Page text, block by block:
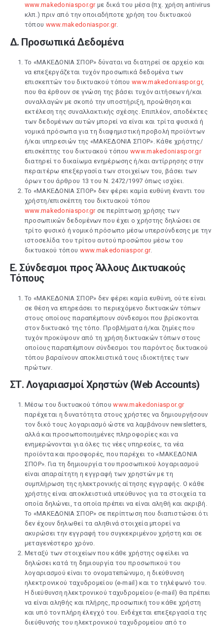
www.makedoniaspor.grμε δικά του μέσα (πχ. χρήση antivirus
κλπ.) πριν από την οποιαδήποτε χρήση του δικτυακού
τόπου www.makedoniaspor.gr.
Δ. Προσωπικά Δεδομένα
Το «ΜΑΚΕΔΟΝΙΑ ΣΠΟΡ» δύναται να διατηρεί σε αρχείο και
να επεξεργάζεται τυχόν προσωπικά δεδομένα των
επισκεπτών του δικτυακού τόπουwww.makedoniaspor.gr,
που θα έρθουν σε γνώση της βάσει τυχόν αιτήσεων ή/και
συναλλαγών με σκοπό την υποστήριξη, προώθηση και
εκτέλεση της συναλλακτικής σχέσης. Επιπλέον, αποδέκτες
των δεδομένων αυτών μπορεί να είναι και τρίτα φυσικά ή
νομικά πρόσωπα για τη διαφημιστική προβολή προϊόντων
ή/και υπηρεσιών της «ΜΑΚΕΔΟΝΙΑ ΣΠΟΡ». Κάθε χρήστης/
επισκέπτης του δικτυακού τόπουwww.makedoniaspor.gr
διατηρεί το δικαίωμα ενημέρωσης ή/και αντίρρησης στην
περαιτέρω επεξεργασία των στοιχείων του, βάσει των
όρων του άρθρου 13 του Ν. 2472/1997 όπως ισχύει.
Το «ΜΑΚΕΔΟΝΙΑ ΣΠΟΡ» δεν φέρει καμία ευθύνη έναντι του
χρήστη/επισκέπτη του δικτυακού τόπου
www.makedoniaspor.grσε περίπτωση χρήσης των
προσωπικών δεδομένων που έχει ο χρήστης δηλώσει σε
τρίτο φυσικό ή νομικό πρόσωπο μέσω υπερσύνδεσης με την
ιστοσελίδα του τρίτου αυτού προσώπου μέσω του
δικτυακού τόπου www.makedoniaspor.gr.
Ε. Σύνδεσμοι προς Άλλους Δικτυακούς
Τόπους
Το «ΜΑΚΕΔΟΝΙΑ ΣΠΟΡ» δεν φέρει καμία ευθύνη, ούτε είναι
σε θέση να επηρεάσει το περιεχόμενο δικτυακών τόπων
στους οποίους παραπέμπουν σύνδεσμοι που βρίσκονται
στον δικτυακό της τόπο. Προβλήματα ή/και ζημίες που
τυχόν προκύψουν από τη χρήση δικτυακών τόπων στους
οποίους παραπέμπουν σύνδεσμοι του παρόντος δικτυακού
τόπου βαραίνουν αποκλειστικά τους ιδιοκτήτες των
πρώτων.
ΣΤ. Λογαριασμοί Χρηστών (Web Accounts)
Μέσω του δικτυακού τόπουwww.makedoniaspor.gr
παρέχεται η δυνατότητα στους χρήστες να δημιουργήσουν
τον δικό τους λογαριασμό ώστε να λαμβάνουν newsletters,
αλλά και προσωποποιημένες πληροφορίες και να
ενημερώνονται για όλες τις νέες υπηρεσίες, τα νέα
προϊόντα και προσφορές, που παρέχει το «ΜΑΚΕΔΟΝΙΑ
ΣΠΟΡ». Για τη δημιουργία του προσωπικού λογαριασμού
είναι απαραίτητη η εγγραφή των χρηστών με τη
συμπλήρωση της ηλεκτρονικής αίτησης εγγραφής. Ο κάθε
χρήστης είναι αποκλειστικά υπεύθυνος για τα στοιχεία τα
οποία δηλώνει, τα οποία πρέπει να είναι αληθή και ακριβή.
Το «ΜΑΚΕΔΟΝΙΑ ΣΠΟΡ» σε περίπτωση που διαπιστώσει ότι
δεν έχουν δηλωθεί τα αληθινά στοιχεία μπορεί να
ακυρώσει την εγγραφή του συγκεκριμένου χρήστη και σε
μεταγενέστερο χρόνο.
Μεταξύ των στοιχείων που κάθε χρήστης οφείλει να
δηλώσει κατά τη δημιουργία του προσωπικού του
λογαριασμού είναι το ονοματεπώνυμο, η διεύθυνση
ηλεκτρονικού ταχυδρομείου (e-mail) και το τηλέφωνό του.
Η διεύθυνση ηλεκτρονικού ταχυδρομείου (e-mail) θα πρέπει
να είναι αληθής και πλήρης, προσωπική του κάθε χρήστη
και υπό τον πλήρη έλεγχό του. Ενδέχεται επεξεργασία της
διεύθυνσής του ηλεκτρονικού ταχυδρομείου από το